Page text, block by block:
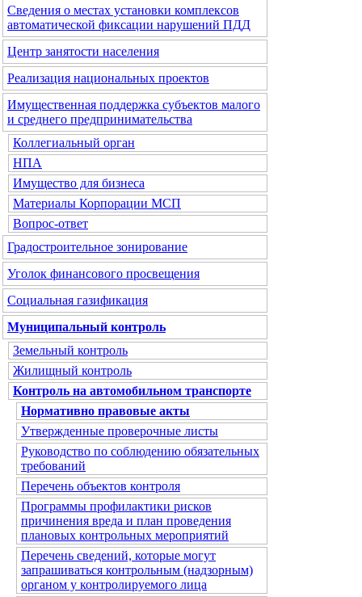
Сведения о местах установки комплексов
автоматической фиксации нарушений ПДД
Центр занятости населения
Реализация национальных проектов
Имущественная поддержка субъектов малого
и среднего предпринимательства
Коллегиальный орган
НПА
Имущество для бизнеса
Материалы Корпорации МСП
Вопрос-ответ
Градостроительное зонирование
Уголок финансового просвещения
Социальная газификация
Муниципальный контроль
Земельный контроль
Жилищный контроль
Контроль на автомобильном транспорте
Нормативно правовые акты
Утвержденные проверочные листы
Руководство по соблюдению обязательных
требований
Перечень объектов контроля
Программы профилактики рисков
причинения вреда и план проведения
плановых контрольных мероприятий
Перечень сведений, которые могут
запрашиваться контрольным (надзорным)
органом у контролируемого лица